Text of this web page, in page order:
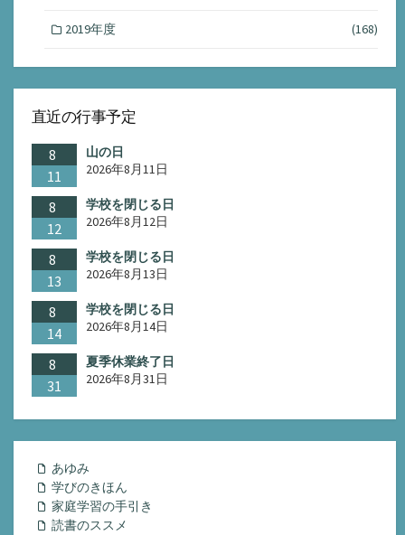
2019年度 (168)
直近の行事予定
8
11
山の日
2026年8月11日
8
12
学校を閉じる日
2026年8月12日
8
13
学校を閉じる日
2026年8月13日
8
14
学校を閉じる日
2026年8月14日
8
31
夏季休業終了日
2026年8月31日
あゆみ
学びのきほん
家庭学習の手引き
読書のススメ